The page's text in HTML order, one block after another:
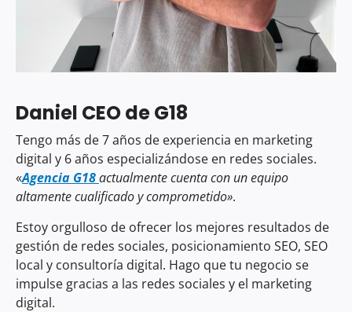
Daniel CEO deG18
Tengo más de 7 años de experiencia en marketing
digital y 6 años especializándose en redes sociales.
«Agencia G18actualmente cuenta con un equipo
altamente cualificado y comprometido».
Estoy orgulloso de ofrecer los mejores resultados de
gestión de redes sociales, posicionamiento SEO, SEO
local y consultoría digital. Hago que tu negocio se
impulse gracias a las redes sociales y el marketing
digital.